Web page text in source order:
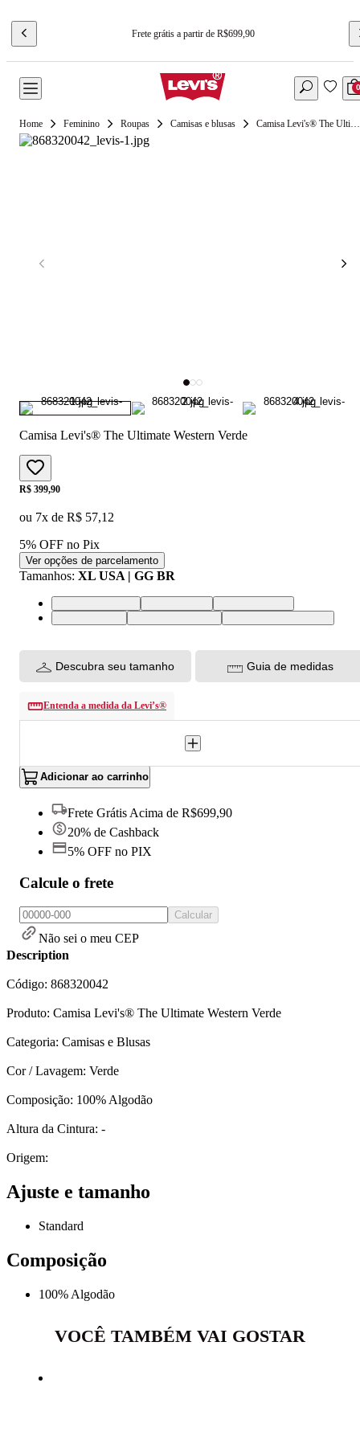
Frete grátis a partir de R$699,90
0
Feminino Roupas Camisas e blusas Camisa Levi's® The Ultimate Western Verde
Camisa Levi's® The Ultimate Western Verde
Price:
R$ 399,90
ou 7x de R$ 57,12
5% OFF no Pix
Ver opções de parcelamento
Tamanhos: XL USA | GG BR
XS USA | PP BRS USA | P BRM USA | M BR
L USA | G BRXL USA | GG BRXXL USA | EGG BR
Descubra seu tamanho Guia de medidas
Entenda a medida da Levi’s®
Adicionar ao carrinho
Frete Grátis Acima de R$699,90
20% de Cashback
5% OFF no PIX
Calcule o frete
Calcular
Não sei o meu CEP
Description
Código: 868320042
Produto: Camisa Levi's® The Ultimate Western Verde
Categoria: Camisas e Blusas
Cor / Lavagem: Verde
Composição: 100% Algodão
Altura da Cintura: -
Origem:
Ajuste e tamanho
Standard
Composição
100% Algodão
VOCÊ TAMBÉM VAI GOSTAR